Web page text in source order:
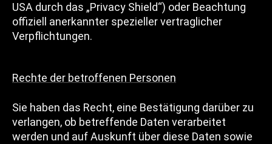
USA durch das „Privacy Shield“) oder Beachtung
offiziell anerkannter spezieller vertraglicher
Verpflichtungen.
Rechte der betroffenen Personen
Sie haben das Recht, eine Bestätigung darüber zu
verlangen, ob betreffende Daten verarbeitet
werden und auf Auskunft über diese Daten sowie